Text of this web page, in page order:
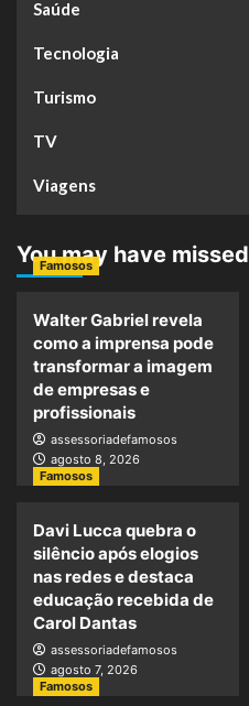
Saúde
Tecnologia
Turismo
TV
Viagens
You may have missed
Famosos
Walter Gabriel revela
como a imprensa pode
transformar a imagem
de empresas e
profissionais
assessoriadefamosos
agosto 8, 2026
Famosos
Davi Lucca quebra o
silêncio após elogios
nas redes e destaca
educação recebida de
Carol Dantas
assessoriadefamosos
agosto 7, 2026
Famosos